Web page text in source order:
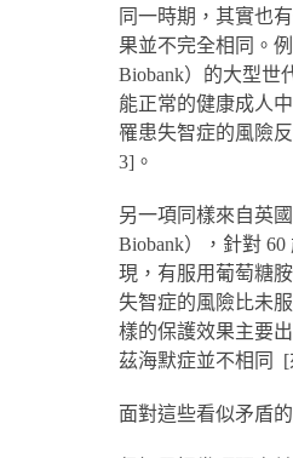
同一時期，其實也
果並不完全相同。
Biobank）的大型世
能正常的健康成人
罹患失智症的風險
3]。
另一項同樣來自英
Biobank），針對
現，有服用葡萄糖
失智症的風險比未
樣的保護效果主要
茲海默症並不相同 [
面對這些看似矛盾